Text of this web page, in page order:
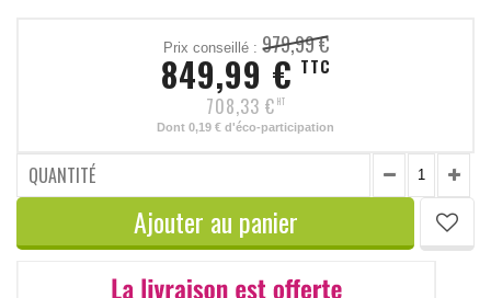
Prix conseillé : 979,99 €
849,99 € TTC
708,33 € HT
Dont 0,19 € d'éco-participation
QUANTITÉ
Ajouter au panier